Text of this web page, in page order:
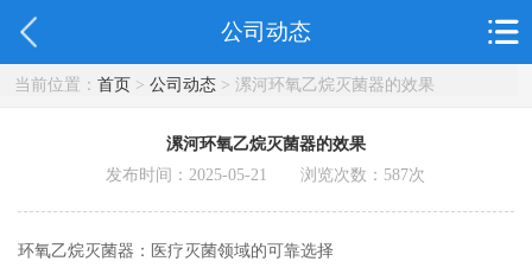
公司动态
当前位置： 首页> 公司动态> 漯河环氧乙烷灭菌器的效果
漯河环氧乙烷灭菌器的效果
发布时间：2025-05-21 浏览次数： 587次
环氧乙烷灭菌器：医疗灭菌领域的可靠选择